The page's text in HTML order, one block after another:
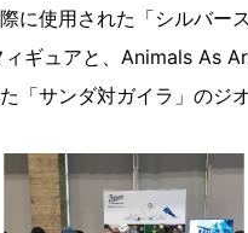
に使用された「シルバー
ュアと、Animals As
サンダ対ガイラ」のジ